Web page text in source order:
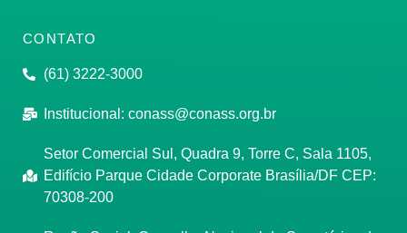
CONTATO
(61) 3222-3000
Institucional: conass@conass.org.br
Setor Comercial Sul, Quadra 9, Torre C, Sala 1105,
Edifício Parque Cidade Corporate Brasília/DF CEP:
70308-200